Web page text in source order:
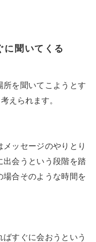
に聞いてくる
所を聞いてこようとす
えられます。
ッセージのやりとり
出会うという段階を踏
場合そのような時間を
すぐに会おうという